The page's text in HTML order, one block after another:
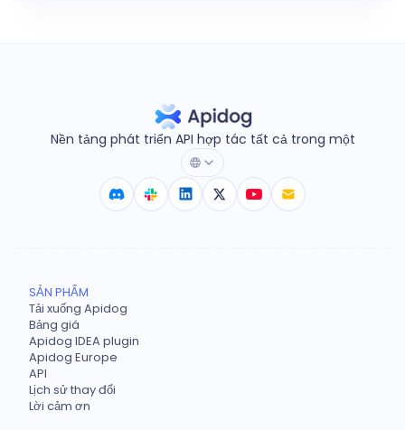
Nền tảng phát triển API hợp tác tất cả trong một
SẢN PHẨM
Tải xuống Apidog
Bảng giá
Apidog IDEA plugin
Apidog Europe
API
Lịch sử thay đổi
Lời cảm ơn